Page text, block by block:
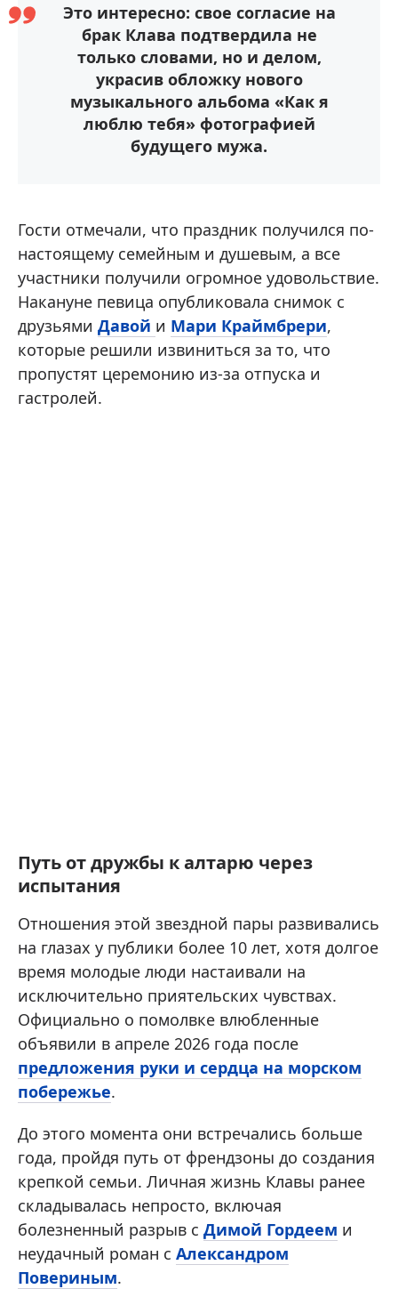
Это интересно: свое согласие на
брак Клава подтвердила не
только словами, но и делом,
украсив обложку нового
музыкального альбома «Как я
люблю тебя» фотографией
будущего мужа.
Гости отмечали, что праздник получился по-
настоящему семейным и душевым, а все
участники получили огромное удовольствие.
Накануне певица опубликовала снимок с
друзьями Давой и Мари Краймбрери,
которые решили извиниться за то, что
пропустят церемонию из-за отпуска и
гастролей.
Путь от дружбы к алтарю через
испытания
Отношения этой звездной пары развивались
на глазах у публики более 10 лет, хотя долгое
время молодые люди настаивали на
исключительно приятельских чувствах.
Официально о помолвке влюбленные
объявили в апреле 2026 года после
предложения руки и сердца на морском
побережье.
До этого момента они встречались больше
года, пройдя путь от френдзоны до создания
крепкой семьи. Личная жизнь Клавы ранее
складывалась непросто, включая
болезненный разрыв с Димой Гордеем и
неудачный роман с Александром
Повериным.